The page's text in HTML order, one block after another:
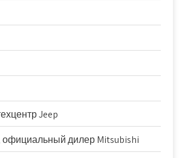
Jeep
официальный дилер Mitsubishi